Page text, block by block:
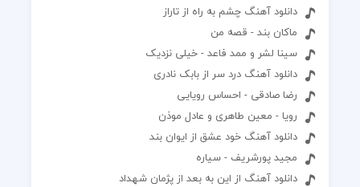
دانلود آهنگ چشم به راه از تاراز
ماکان بند - قصه من
سینا لشر و ممد فاعد - خیلی نزدیک
دانلود آهنگ درد سر از بابک نادری
رضا صادقی - احساس رویایی
رویا - معین طاهری و عادل موذن
دانلود آهنگ خود عشق از ایوان بند
مجید پورشریف - سیاره
دانلود آهنگ از این به بعد از پژمان شهداد